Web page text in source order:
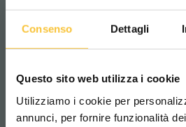
Consenso Dettagli
Questo sito web utilizza i cookie
Utilizziamo i cookie per
annunci, per fornire funzionalità